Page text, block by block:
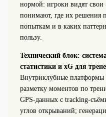
нормой: игроки видят свои
понимают, где их решения
попыткам и в каких
пользу.
Технический блок:
статистики и xG для
Внутриклубные платформы
разметку моментов по
GPS‑данных с
углов открываний;